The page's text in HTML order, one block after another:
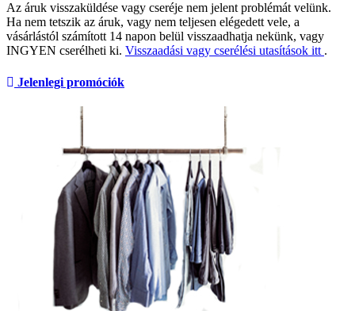
Az áruk visszaküldése vagy cseréje nem jelent problémát velünk.
Ha nem tetszik az áruk, vagy nem teljesen elégedett vele, a
vásárlástól számított 14 napon belül visszaadhatja nekünk, vagy
INGYEN cserélheti ki. Visszaadási vagy cserélési utasítások itt .
Jelenlegi promóciók